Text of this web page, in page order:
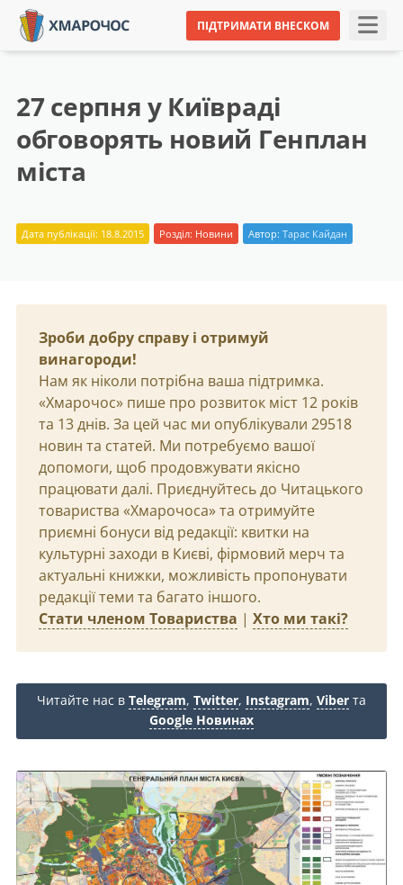
ПІДТРИМАТИ ВНЕСКОМ
27 серпня у Київраді
обговорять новий Генплан
міста
Дата публікації: 18.8.2015 Розділ: Новини Автор: Тарас Кайдан
Зроби добру справу і отримуй
винагороди!
Нам як ніколи потрібна ваша підтримка.
«Хмарочос» пише про розвиток міст 12 років
та 13 днів. За цей час ми опублікували 29518
новин та статей. Ми потребуємо вашої
допомоги, щоб продовжувати якісно
працювати далі. Приєднуйтесь до Читацького
товариства «Хмарочоса» та отримуйте
приємні бонуси від редакції: квитки на
культурні заходи в Києві, фірмовий мерч та
актуальні книжки, можливість пропонувати
редакції теми та багато іншого.
Стати членом Товариства | Хто ми такі?
Читайте нас в Telegram, Twitter, Instagram, Viber та
Google Новинах